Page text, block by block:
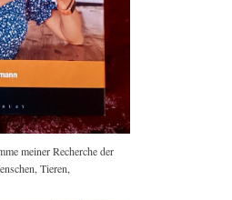
meiner Recherche der
Tieren,